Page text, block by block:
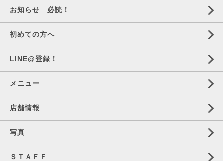
お知らせ 必読！
初めての方へ
LINE@登録！
メニュー
店舗情報
写真
ＳＴＡＦＦ